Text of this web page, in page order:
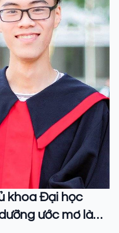
khoa Đại học
ước mơ làm